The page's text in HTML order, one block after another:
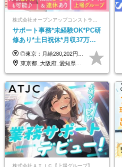
サポート事務*未経験OK*PC研
修あり*土日祝休*月収37万円
可*面接1回/o
◎東京：月給280,202円～402,430円 ◎大阪：月給269,824円～392,052円 ◎名古屋：月給285,967円～408,195円 ◎その他：月給265,212円～387,440円 ※試用期間3か月／待遇は研修期間中のみ変更あり （東京：23.9万円～、大阪：月給23.4万円～、名古屋：月給24.2万円～、その他：月給23.1万円～） ※固定残業代（配属後に支給）・一律手当を含む ※固定残業代は残業がない場合も支給し、超過分は別途支給する ※年齢、経験、能力を考慮し、支給額を決定します。
東京都_大阪府_愛知県_北海道_宮城県_新潟県_石川県_静岡県_広島県_福岡県_沖縄県
株式会社ＡＴＪＣ【上場グループ】